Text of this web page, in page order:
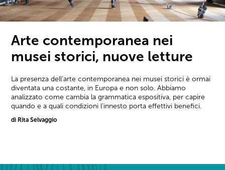
Arte contemporanea nei
musei storici, nuove letture
La presenza dell'arte contemporanea nei musei storici è ormai
diventata una costante, in Europa e non solo. Abbiamo
analizzato come cambia la grammatica espositiva, per capire
quando e a quali condizioni l'innesto porta effettivi benefici.
di Rita Selvaggio